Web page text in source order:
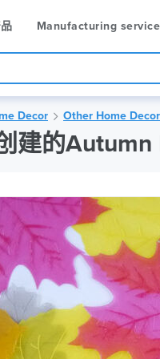
Manufacturing
Decor Other Home Decor
建的Autumn